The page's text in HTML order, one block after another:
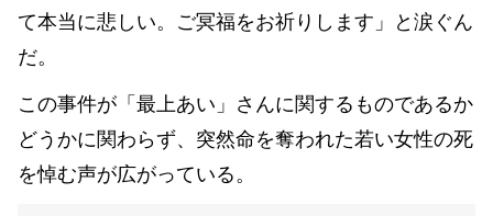
て本当に悲しい。ご冥福をお祈りします」と涙ぐん
だ。
この事件が「最上あい」さんに関するものであるか
どうかに関わらず、突然命を奪われた若い女性の死
を悼む声が広がっている。